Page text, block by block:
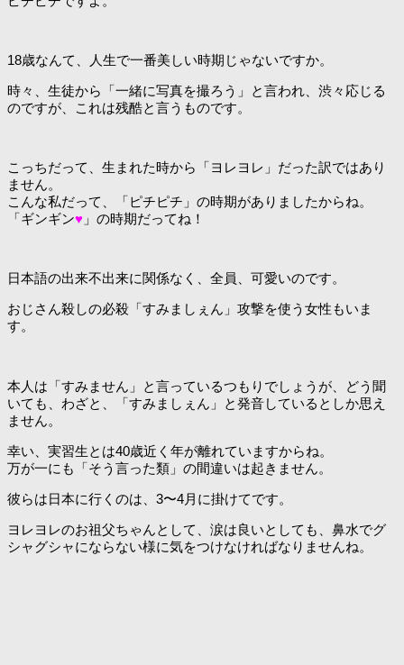
18歳なんて、人生で一番美しい時期じゃないですか。
時々、生徒から「一緒に写真を撮ろう」と言われ、渋々応じる
のですが、これは残酷と言うものです。
こっちだって、生まれた時から「ヨレヨレ」だった訳ではあり
ません。
こんな私だって、「ピチピチ」の時期がありましたからね。
「ギンギン♥ 」の時期だってね！
日本語の出来不出来に関係なく、全員、可愛いのです。
おじさん殺しの必殺「すみましぇん」攻撃を使う女性もいま
す。
本人は「すみません」と言っているつもりでしょうが、どう聞
いても、わざと、「すみましぇん」と発音しているとしか思え
ません。
幸い、実習生とは40歳近く年が離れていますからね。
万が一にも「そう言った類」の間違いは起きません。
彼らは日本に行くのは、3〜4月に掛けてです。
ヨレヨレのお祖父ちゃんとして、涙は良いとしても、鼻水でグ
シャグシャにならない様に気をつけなければなりませんね。